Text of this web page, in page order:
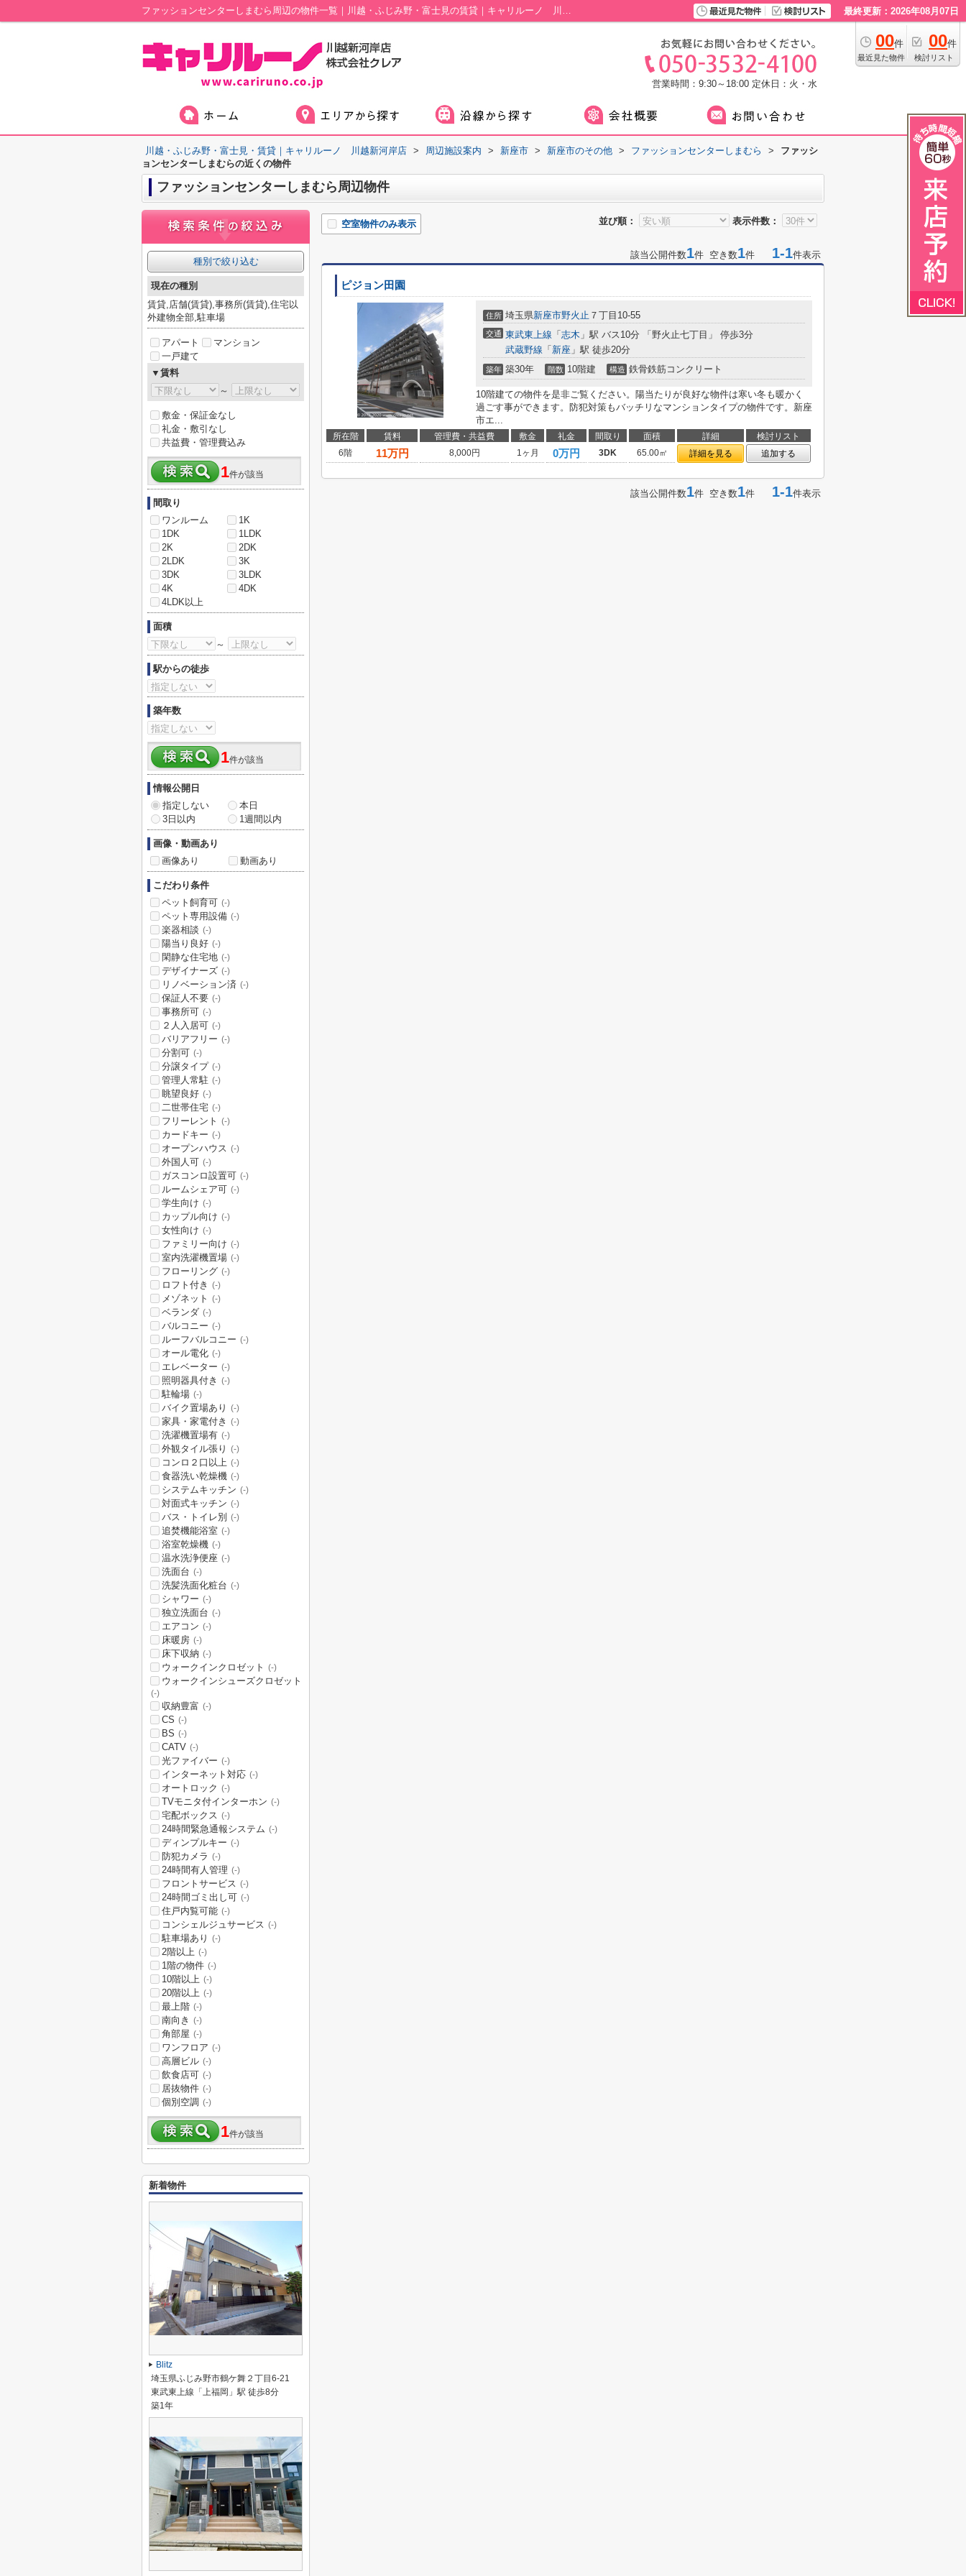
ファッションセンターしまむら周辺の物件一覧｜川越・ふじみ野・富士見の賃貸｜キャリルーノ 川越新河岸店 最終更新：2026年08月07日
00件
最近見た物件
00件
検討リスト
営業時間：9:30～18:00 定休日：火・水
川越・ふじみ野・富士見・賃貸｜キャリルーノ 川越新河岸店 > 周辺施設案内 > 新座市 > 新座市のその他 > ファッションセンターしまむら >
ファッシ
ョンセンターしまむらの近くの物件
ファッションセンターしまむら周辺物件
並び順： 表示件数：
空室物件のみ表示
該当公開件数1件 空き数1件 1-1件表示
ピジョン田園
住所 埼玉県新座市野火止 ７丁目10-55
交通 東武東上線 「 志木 」駅 バス10分 「野火止七丁目」 停歩3分
武蔵野線 「 新座 」駅 徒歩20分
築年 築30年 階数 10階建 構造 鉄骨鉄筋コンクリート
10階建ての物件を是非ご覧ください。陽当たりが良好な物件は寒い冬も暖かく
過ごす事ができます。防犯対策もバッチリなマンションタイプの物件です。新座
市エ...
所在階 賃料 管理費・共益費 敷金 礼金 間取り 面積 詳細
検討リスト
6階
11万円 8,000円 1ヶ月 0万円 3DK 65.00㎡ 詳細を見る 追加する
該当公開件数1件 空き数1件 1-1件表示
種別で絞り込む
現在の種別
賃貸,店舗(賃貸),事務所(賃貸),住宅以
外建物全部,駐車場
アパート
マンション
一戸建て
▼賃料
～
敷金・保証金なし
礼金・敷引なし
共益費・管理費込み
1件が該当
間取り
ワンルーム
1K
1DK
1LDK
2K
2DK
2LDK
3K
3DK
3LDK
4K
4DK
4LDK以上
面積
～
駅からの徒歩
築年数
1件が該当
情報公開日
指定しない
本日
3日以内
1週間以内
画像・動画あり
画像あり
動画あり
こだわり条件
ペット飼育可 (-)
ペット専用設備 (-)
楽器相談 (-)
陽当り良好 (-)
閑静な住宅地 (-)
デザイナーズ (-)
リノベーション済 (-)
保証人不要 (-)
事務所可 (-)
２人入居可 (-)
バリアフリー (-)
分割可 (-)
分譲タイプ (-)
管理人常駐 (-)
眺望良好 (-)
二世帯住宅 (-)
フリーレント (-)
カードキー (-)
オープンハウス (-)
外国人可 (-)
ガスコンロ設置可 (-)
ルームシェア可 (-)
学生向け (-)
カップル向け (-)
女性向け (-)
ファミリー向け (-)
室内洗濯機置場 (-)
フローリング (-)
ロフト付き (-)
メゾネット (-)
ベランダ (-)
バルコニー (-)
ルーフバルコニー (-)
オール電化 (-)
エレベーター (-)
照明器具付き (-)
駐輪場 (-)
バイク置場あり (-)
家具・家電付き (-)
洗濯機置場有 (-)
外観タイル張り (-)
コンロ２口以上 (-)
食器洗い乾燥機 (-)
システムキッチン (-)
対面式キッチン (-)
バス・トイレ別 (-)
追焚機能浴室 (-)
浴室乾燥機 (-)
温水洗浄便座 (-)
洗面台 (-)
洗髪洗面化粧台 (-)
シャワー (-)
独立洗面台 (-)
エアコン (-)
床暖房 (-)
床下収納 (-)
ウォークインクロゼット (-)
ウォークインシューズクロゼット
(-)
収納豊富 (-)
CS (-)
BS (-)
CATV (-)
光ファイバー (-)
インターネット対応 (-)
オートロック (-)
TVモニタ付インターホン (-)
宅配ボックス (-)
24時間緊急通報システム (-)
ディンプルキー (-)
防犯カメラ (-)
24時間有人管理 (-)
フロントサービス (-)
24時間ゴミ出し可 (-)
住戸内覧可能 (-)
コンシェルジュサービス (-)
駐車場あり (-)
2階以上 (-)
1階の物件 (-)
10階以上 (-)
20階以上 (-)
最上階 (-)
南向き (-)
角部屋 (-)
ワンフロア (-)
高層ビル (-)
飲食店可 (-)
居抜物件 (-)
個別空調 (-)
1件が該当
新着物件
Blitz
埼玉県ふじみ野市鶴ケ舞２丁目6-21
東武東上線「上福岡」駅 徒歩8分
築1年